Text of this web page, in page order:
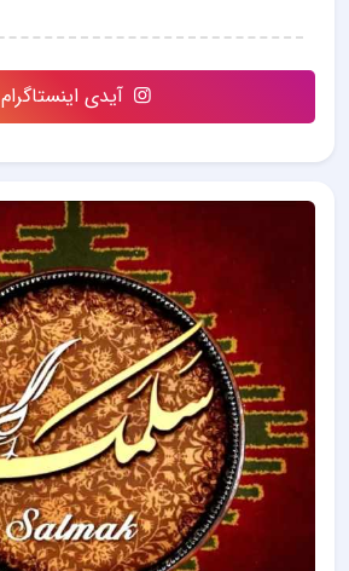
آیدی اینستاگرام